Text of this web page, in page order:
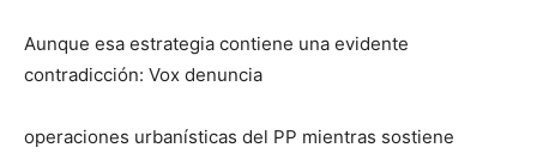
Aunque esa estrategia contiene una evidente
contradicción: Vox denuncia
operaciones urbanísticas del PP mientras sostiene